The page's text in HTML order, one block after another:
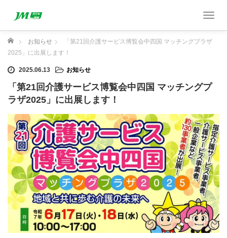
T
g
n
i
g
a
t
i
o
n
ホーム お知らせ
「第21回介護サービス博覧会中四国 マッチングプラザ
2025」に出展します！
2025.06.13 お知らせ
「第21回介護サービス博覧会中四国 マッチングプ
ラザ2025」に出展します！